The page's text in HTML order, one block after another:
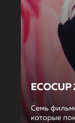
Семь
которые